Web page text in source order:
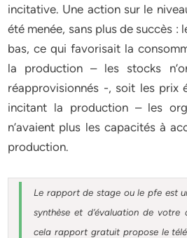
incitative. Une action sur le
été menée, sans plus de succès
bas, ce qui favorisait la
la production – les stocks
réapprovisionnés -, soit les prix
incitant la production – les
n’avaient plus les capacités à
production.
Le rapport de stage ou le pfe est
synthèse et d’évaluation de votre
cela rapport gratuit propose le